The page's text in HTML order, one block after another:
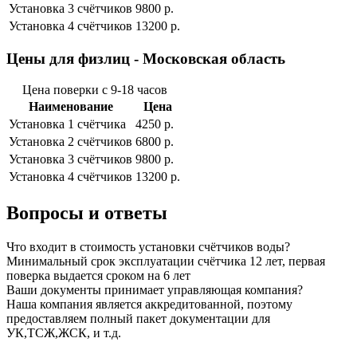
Установка 3 cчётчиков 9800 р.
Установка 4 cчётчиков 13200 р.
Цены для физлиц - Московская область
Цена поверки с 9-18 часов
Наименование
Цена
Установка 1 cчётчика
4250 р.
Установка 2 cчётчиков 6800 р.
Установка 3 cчётчиков 9800 р.
Установка 4 cчётчиков 13200 р.
Вопросы и ответы
Что входит в стоимость установки счётчиков воды?
Минимальный срок эксплуатации счётчика 12 лет, первая
поверка выдается сроком на 6 лет
Ваши документы принимает управляющая компания?
Наша компания является аккредитованной, поэтому
предоставляем полный пакет документации для
УК,ТСЖ,ЖСК, и т.д.